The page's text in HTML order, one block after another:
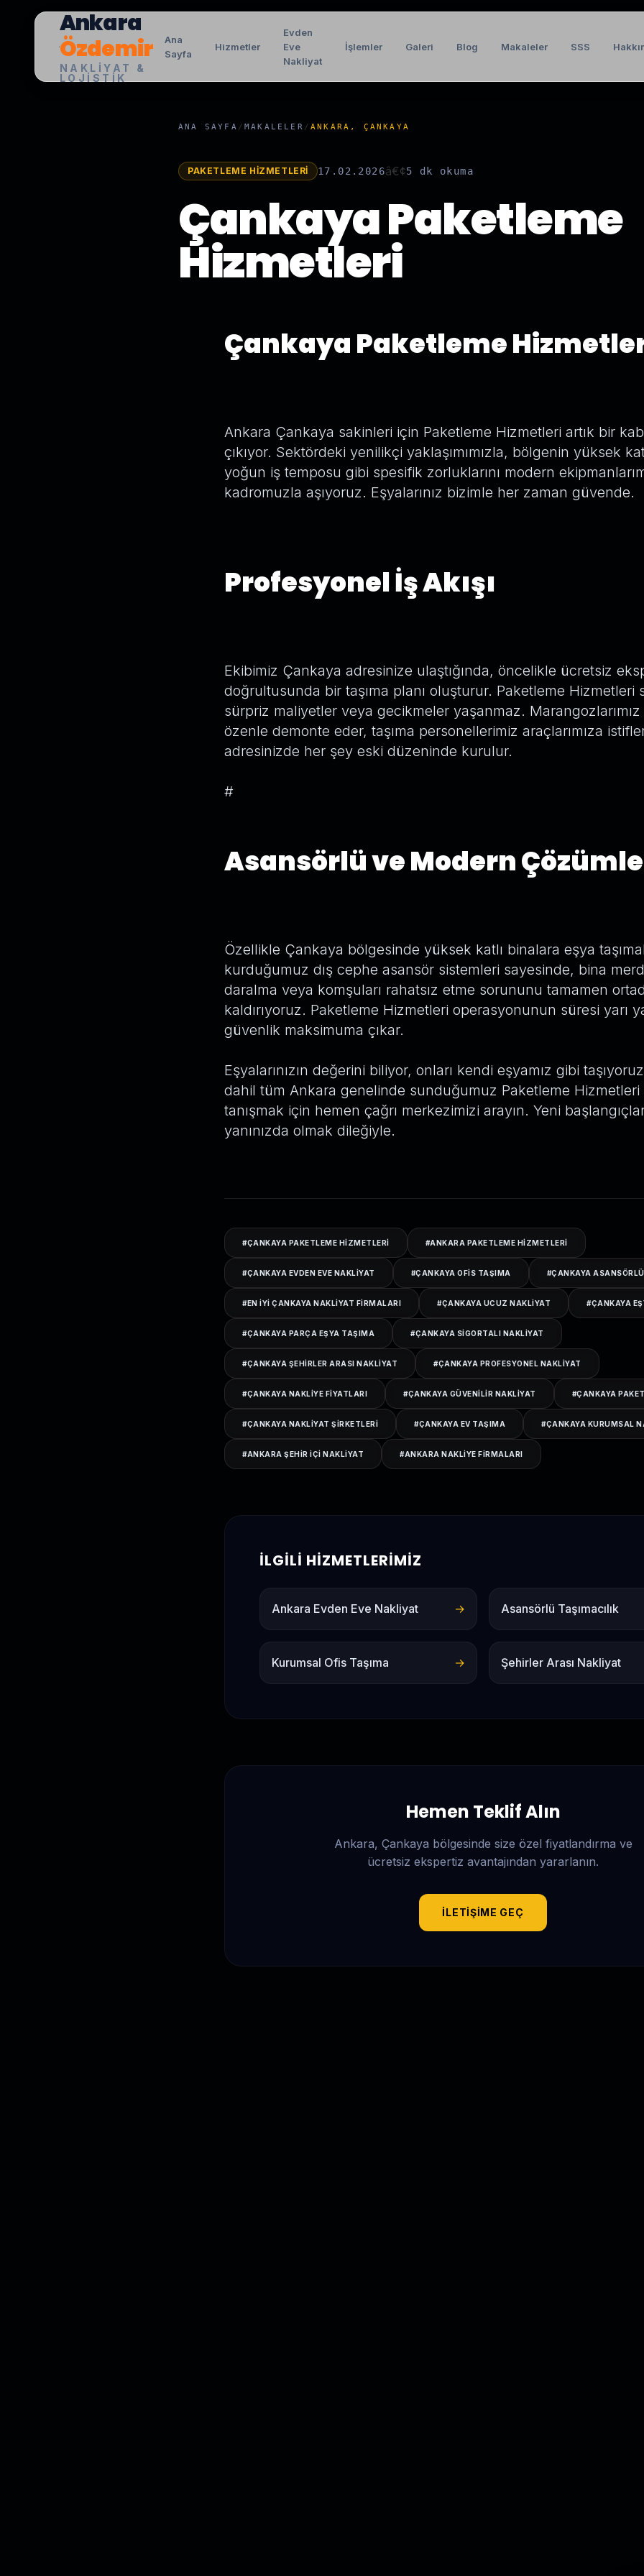
Ankara
Özdemir
NAKLIYAT &
LOJISTIK
Ana
Sayfa
Hizmetler
Evden
Eve
Nakliyat
İşlemler Galeri Blog Makaleler SSS
ANA SAYFA /MAKALELER /ANKARA, ÇANKAYA
PAKETLEME HIZMETLERI 17.02.2026â€¢5 dk okuma
Çankaya Paketleme
Hizmetleri
Çankaya Paketleme
Ankara Çankaya sakinleri için Paketleme Hizmetleri artık bir
çıkıyor. Sektördeki yenilikçi yaklaşımımızla, bölgenin yüksek
yoğun iş temposu gibi spesifik zorluklarını modern
kadromuzla aşıyoruz. Eşyalarınız bizimle her zaman güvende.
Profesyonel İş Akışı
Ekibimiz Çankaya adresinize ulaştığında, öncelikle ücretsiz
doğrultusunda bir taşıma planı oluşturur. Paketleme Hizmetleri
sürpriz maliyetler veya gecikmeler yaşanmaz. Marangozlarımız
özenle demonte eder, taşıma personellerimiz araçlarımıza
adresinizde her şey eski düzeninde kurulur.
#
Asansörlü ve Modern
Özellikle Çankaya bölgesinde yüksek katlı binalara eşya
kurduğumuz dış cephe asansör sistemleri sayesinde, bina
daralma veya komşuları rahatsız etme sorununu tamamen
kaldırıyoruz. Paketleme Hizmetleri operasyonunun süresi yarı
güvenlik maksimuma çıkar.
Eşyalarınızın değerini biliyor, onları kendi eşyamız gibi
dahil tüm Ankara genelinde sunduğumuz Paketleme Hizmetleri
tanışmak için hemen çağrı merkezimizi arayın. Yeni
yanınızda olmak dileğiyle.
#ÇANKAYA PAKETLEME HIZMETLERI #ANKARA PAKETLEME HIZMETLERI
#ÇANKAYA EVDEN EVE NAKLIYAT #ÇANKAYA OFIS TAŞIMA #ÇANKAYA
#EN IYI ÇANKAYA NAKLIYAT FIRMALARI #ÇANKAYA UCUZ NAKLIYAT #ÇANKAYA
#ÇANKAYA PARÇA EŞYA TAŞIMA #ÇANKAYA SIGORTALI NAKLIYAT
#ÇANKAYA ŞEHIRLER ARASI NAKLIYAT #ÇANKAYA PROFESYONEL NAKLIYAT
#ÇANKAYA NAKLIYE FIYATLARI #ÇANKAYA GÜVENILIR NAKLIYAT #ÇANKAYA
#ÇANKAYA NAKLIYAT ŞIRKETLERI #ÇANKAYA EV TAŞIMA #ÇANKAYA KURUMSAL
#ANKARA ŞEHIR IÇI NAKLIYAT #ANKARA NAKLIYE FIRMALARI
İLGILI HIZMETLERIMIZ
Ankara Evden Eve Nakliyat → Asansörlü Taşımacılık
Kurumsal Ofis Taşıma → Şehirler Arası Nakliyat
Hemen Teklif Alın
Ankara, Çankaya bölgesinde size özel fiyatlandırma ve
ücretsiz ekspertiz avantajından yararlanın.
İLETIŞIME GEÇ